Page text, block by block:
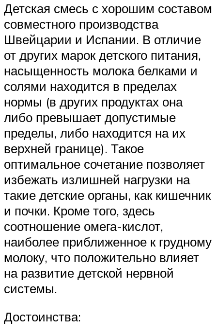
Детская смесь с хорошим составом
совместного производства
Швейцарии и Испании. В отличие
от других марок детского питания,
насыщенность молока белками и
солями находится в пределах
нормы (в других продуктах она
либо превышает допустимые
пределы, либо находится на их
верхней границе). Такое
оптимальное сочетание позволяет
избежать излишней нагрузки на
такие детские органы, как кишечник
и почки. Кроме того, здесь
соотношение омега-кислот,
наиболее приближенное к грудному
молоку, что положительно влияет
на развитие детской нервной
системы.
Достоинства: